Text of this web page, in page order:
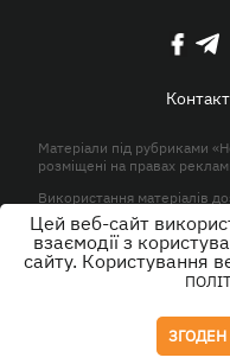
Матеріали під рубриками
розміщені на правах
Використання матеріалів
активного гіперпосилання
© ТОВ «ЮЛАВ МЕДІА» 2026.
Цей веб-сайт
взаємодії з
сайту. Користування
ЗГОДЕН